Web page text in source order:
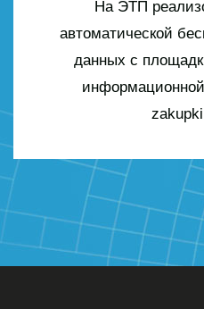
На ЭТП
автоматической
данных с